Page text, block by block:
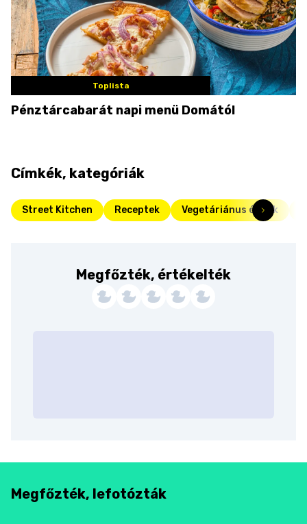
Toplista
Pénztárcabarát napi menü Domától
Címkék, kategóriák
Street Kitchen Receptek Vegetáriánus ételek
Megfőzték, értékelték
Megfőzték, lefotózták